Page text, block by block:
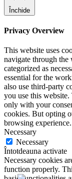
Închide
Privacy Overview
This website uses
navigate through the
categorized as
essential for the
also use third-party
you use this
only with your
cookies. But opting
browsing experience.
Necessary
Necessary
Întotdeauna activate
Necessary cookies
function properly.